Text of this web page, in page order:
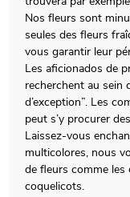
Nos fleurs sont
seules des fleurs
vous garantir leur
Les aficionados de
recherchent au sein
d’exception”. Les
peut s’y procurer
Laissez-vous
multicolores, nous
de fleurs comme les
coquelicots.